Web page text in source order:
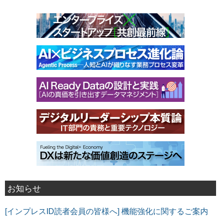
お知らせ
[インプレスID読者会員の皆様へ] 機能強化に関するご案内